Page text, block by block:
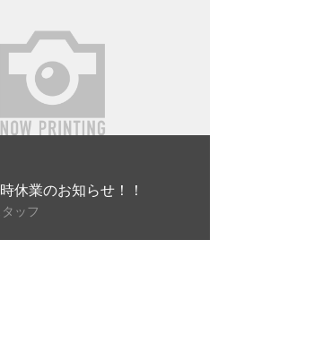
休業のお知らせ！！
ッフ